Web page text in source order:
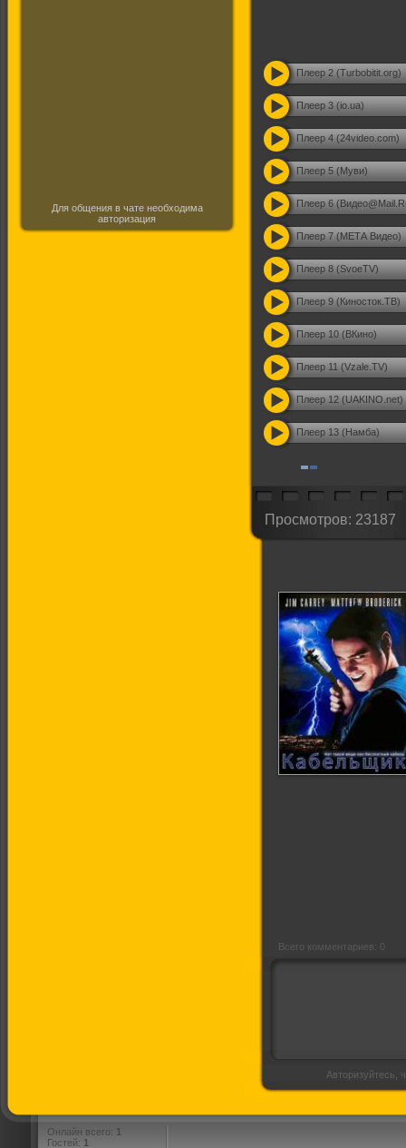
Для общения в чате необходима
авторизация
Плеер 2 (Turbobitit.org)
Плеер 3 (io.ua)
Плеер 4 (24video.com)
Плеер 5 (Муви)
Плеер 6
Плеер 7 (МЕТА Видео)
Плеер 8 (SvoeTV)
Плеер 9 (Киносток.ТВ)
Плеер 10 (ВКино)
Плеер 11 (Vzale.TV)
Плеер 12 (UAKINO.net)
Плеер 13 (Намба)
Просмотров: 23187
Всего комментариев: 0
Авторизуйтесь,
Онлайн всего: 1
Гостей: 1